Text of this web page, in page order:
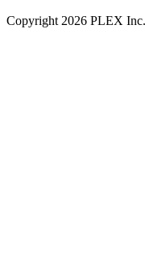
Copyright 2026 PLEX Inc.